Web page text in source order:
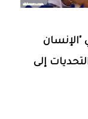
"الإنسان
إلى